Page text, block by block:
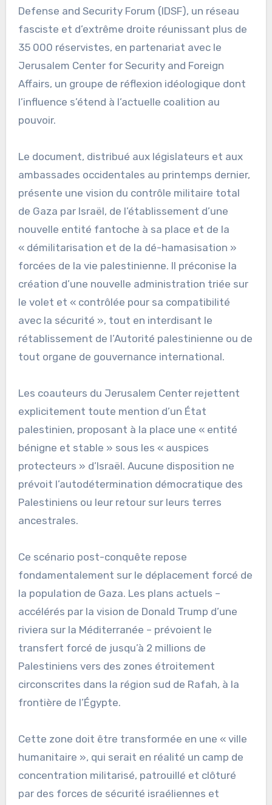
Defense and Security Forum (IDSF), un réseau
fasciste et d’extrême droite réunissant plus de
35 000 réservistes, en partenariat avec le
Jerusalem Center for Security and Foreign
Affairs, un groupe de réflexion idéologique dont
l’influence s’étend à l’actuelle coalition au
pouvoir.
Le document, distribué aux législateurs et aux
ambassades occidentales au printemps dernier,
présente une vision du contrôle militaire total
de Gaza par Israël, de l’établissement d’une
nouvelle entité fantoche à sa place et de la
« démilitarisation et de la dé-hamasisation »
forcées de la vie palestinienne. Il préconise la
création d’une nouvelle administration triée sur
le volet et « contrôlée pour sa compatibilité
avec la sécurité », tout en interdisant le
rétablissement de l’Autorité palestinienne ou de
tout organe de gouvernance international.
Les coauteurs du Jerusalem Center rejettent
explicitement toute mention d’un État
palestinien, proposant à la place une « entité
bénigne et stable » sous les « auspices
protecteurs » d’Israël. Aucune disposition ne
prévoit l’autodétermination démocratique des
Palestiniens ou leur retour sur leurs terres
ancestrales.
Ce scénario post-conquête repose
fondamentalement sur le déplacement forcé de
la population de Gaza. Les plans actuels –
accélérés par la vision de Donald Trump d’une
riviera sur la Méditerranée – prévoient le
transfert forcé de jusqu’à 2 millions de
Palestiniens vers des zones étroitement
circonscrites dans la région sud de Rafah, à la
frontière de l’Égypte.
Cette zone doit être transformée en une « ville
humanitaire », qui serait en réalité un camp de
concentration militarisé, patrouillé et clôturé
par des forces de sécurité israéliennes et